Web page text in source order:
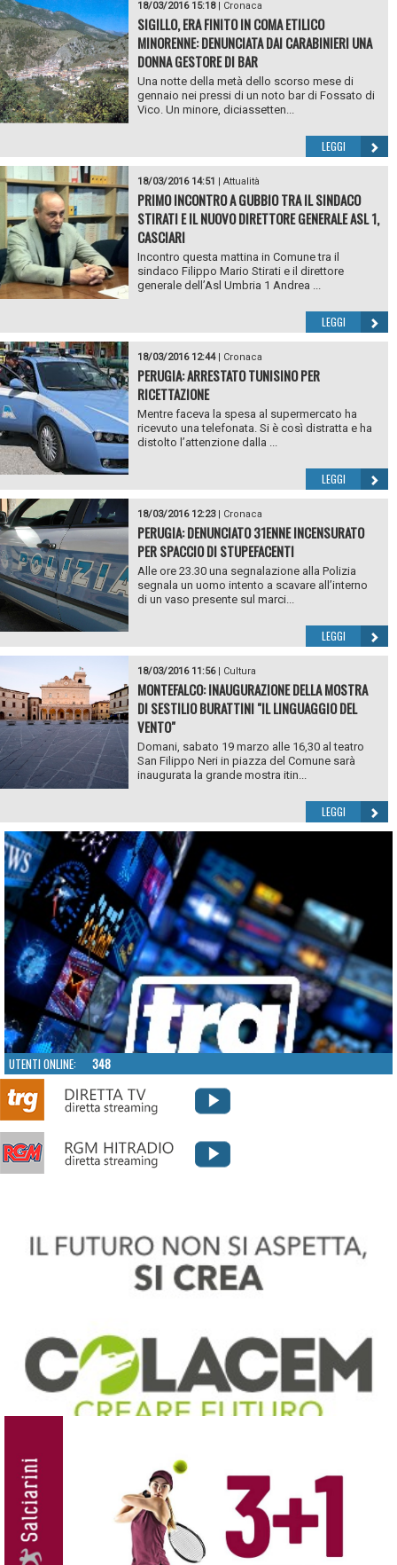
18/03/2016 15:18| Cronaca
SIGILLO, ERA FINITO IN COMA ETILICO
MINORENNE: DENUNCIATA DAI CARABINIERI UNA
DONNA GESTORE DI BAR
Una notte della metà dello scorso mese di
gennaio nei pressi di un noto bar di Fossato di
Vico. Un minore, diciassetten...
LEGGI
18/03/2016 14:51 Attualità
PRIMO INCONTRO A GUBBIO TRA IL SINDACO
STIRATI E IL NUOVO DIRETTORE GENERALE ASL 1,
CASCIARI
Incontro questa mattina in Comune tra il
sindaco Filippo Mario Stirati e il direttore
generale dell’Asl Umbria 1 Andrea ...
LEGGI
18/03/2016 12:44| Cronaca
PERUGIA: ARRESTATO TUNISINO PER
RICETTAZIONE
Mentre faceva la spesa al supermercato ha
ricevuto una telefonata. Si è così distratta e ha
distolto l’attenzione dalla ...
LEGGI
18/03/2016 12:23| Cronaca
PERUGIA: DENUNCIATO 31ENNE INCENSURATO
PER SPACCIO DI STUPEFACENTI
Alle ore 23.30 una segnalazione alla Polizia
segnala un uomo intento a scavare all’interno
di un vaso presente sul marci...
LEGGI
18/03/2016 11:56| Cultura
MONTEFALCO: INAUGURAZIONE DELLA MOSTRA
DI SESTILIO BURATTINI "IL LINGUAGGIO DEL
VENTO"
Domani, sabato 19 marzo alle 16,30 al teatro
San Filippo Neri in piazza del Comune sarà
inaugurata la grande mostra itin...
LEGGI
UTENTI ONLINE: 348